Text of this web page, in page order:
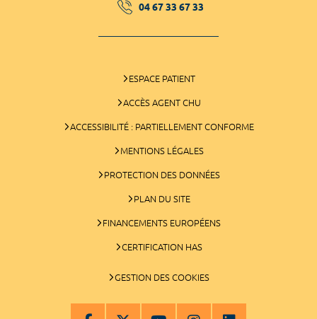
04 67 33 67 33
ESPACE PATIENT
ACCÈS AGENT CHU
ACCESSIBILITÉ : PARTIELLEMENT CONFORME
MENTIONS LÉGALES
PROTECTION DES DONNÉES
PLAN DU SITE
FINANCEMENTS EUROPÉENS
CERTIFICATION HAS
GESTION DES COOKIES